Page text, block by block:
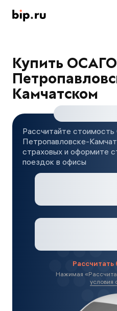
Купить
Камчатском
Рассчитайте
Петропавловске-
страховых и оформите
поездок в офисы
Нажимая «
условия